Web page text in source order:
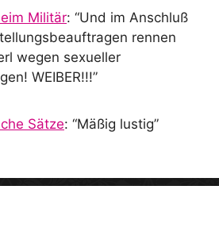
Militär: “Und im Anschluß
rennen
wegen sexueller
WEIBER!!!”
Sätze: “Mäßig lustig”